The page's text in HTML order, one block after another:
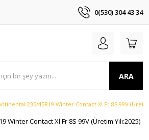
0(530) 304 43 34
ARA
235/45R19 Winter Contact Xl Fr 8S 99V (Üretim